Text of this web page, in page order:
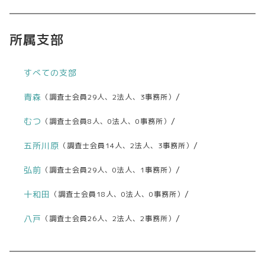
所属支部
すべての支部
青森 （調査士会員29人、2法人、3事務所） /
むつ （調査士会員8人、0法人、0事務所） /
五所川原 （調査士会員14人、2法人、3事務所） /
弘前 （調査士会員29人、0法人、1事務所） /
十和田 （調査士会員18人、0法人、0事務所） /
八戸 （調査士会員26人、2法人、2事務所） /